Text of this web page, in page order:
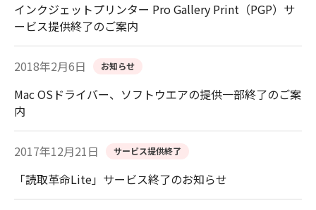
インクジェットプリンター Pro Gallery Print（PGP）サ
ービス提供終了のご案内
2018年2月6日 お知らせ
Mac OSドライバー、ソフトウエアの提供一部終了のご案
内
2017年12月21日 サービス提供終了
「読取革命Lite」サービス終了のお知らせ